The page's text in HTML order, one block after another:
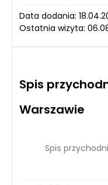
Data dodania:
Ostatnia wizyta:
Spis
Warszawie
Spis